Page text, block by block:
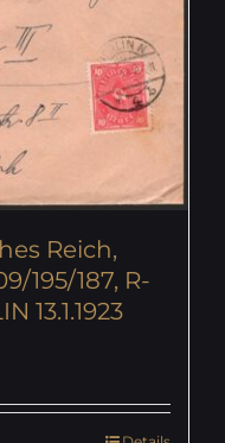
Reich,
195/187, R-
13.1.1923